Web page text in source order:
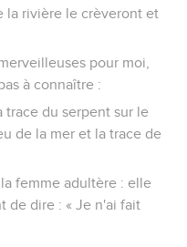
la rivière le crèveront et
pour moi,
à connaître :
trace du serpent sur le
de la mer et la trace de
femme adultère : elle
de dire : « Je n'ai fait